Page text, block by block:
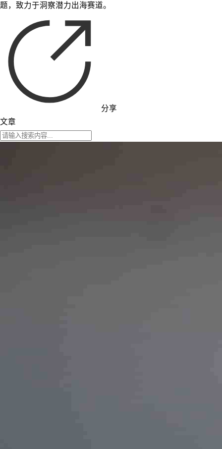
题，致力于洞察潜力出海赛道。
分享
文章